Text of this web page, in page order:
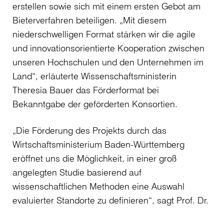
erstellen sowie sich mit einem ersten Gebot am
Bieterverfahren beteiligen. „Mit diesem
niederschwelligen Format stärken wir die agile
und innovationsorientierte Kooperation zwischen
unseren Hochschulen und den Unternehmen im
Land“, erläuterte Wissenschaftsministerin
Theresia Bauer das Förderformat bei
Bekanntgabe der geförderten Konsortien.
„Die Förderung des Projekts durch das
Wirtschaftsministerium Baden-Württemberg
eröffnet uns die Möglichkeit, in einer groß
angelegten Studie basierend auf
wissenschaftlichen Methoden eine Auswahl
evaluierter Standorte zu definieren“, sagt Prof. Dr.